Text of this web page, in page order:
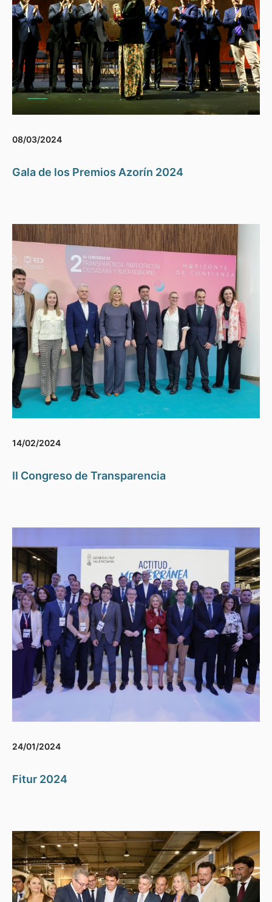
08/03/2024
Gala de los Premios Azorín 2024
14/02/2024
II Congreso de Transparencia
24/01/2024
Fitur 2024